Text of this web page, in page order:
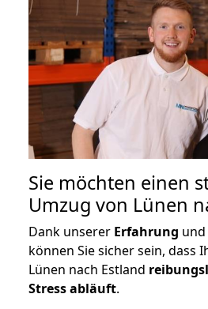
Sie möchten einen
Umzug von Lünen
Dank unserer Erfahrung und
können Sie sicher sein, dass
Lünen nach Estland
Stress abläuft.